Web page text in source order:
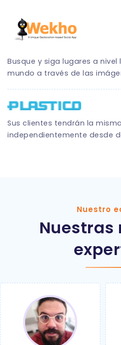
Busque y siga lugares a
mundo a través de las
Sus clientes tendrán la
independientemente desde
Nuestro
Nuestras